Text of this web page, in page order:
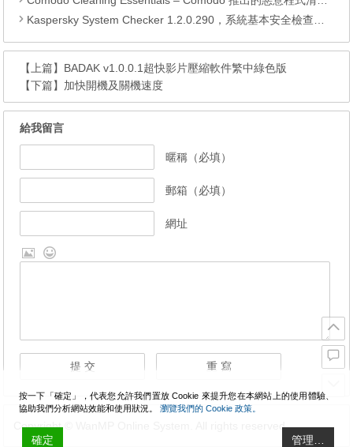
Kaspersky System Checker 1.2.0.290，系統基本安全檢查工具
【上篇】 BADAK v1.0.0.1超快影片壓縮軟件繁中綠色版
【下篇】 加快開機及關機速度
給我留言
暱稱（必填）
郵箱（必填）
網址
Copyright © WanMP Online System. All rights reserved.
按一下「確定」，代表您允許我們置放 Cookie 來提升您在本網站上的使用體驗、
協助我們分析網站效能和使用狀況。 瀏覽我們的 Cookie 政策。
確定 管理…